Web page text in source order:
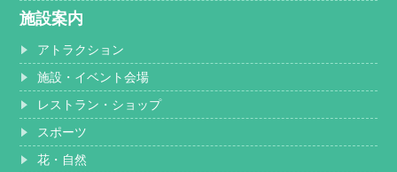
施設案内
アトラクション
施設・イベント会場
レストラン・ショップ
スポーツ
花・自然